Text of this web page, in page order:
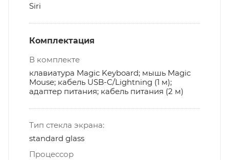
Siri
Комплектация
В комплекте
клавиатура Magic Keyboard; мышь Magic
Mouse; кабель USB-C/Lightning (1 м);
адаптер питания; кабель питания (2 м)
Тип стекла экрана:
standard glass
Процессор